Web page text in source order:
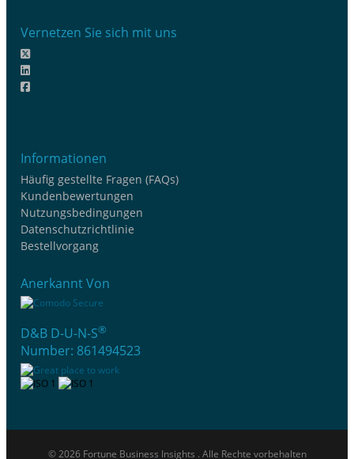
Vernetzen Sie sich mit uns
Informationen
Häufig gestellte Fragen (FAQs)
Kundenbewertungen
Nutzungsbedingungen
Datenschutzrichtlinie
Bestellvorgang
Anerkannt Von
D&B D-U-N-S®
Number: 861494523
© 2026 Fortune Business Insights . Alle Rechte vorbehalten